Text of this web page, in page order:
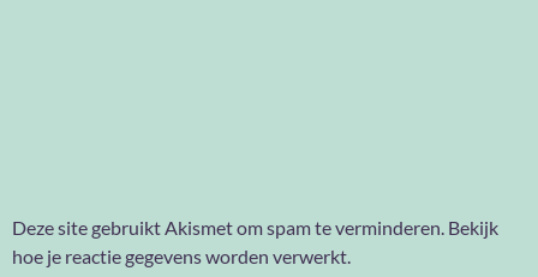
Deze site gebruikt Akismet om spam te verminderen. Bekijk
hoe je reactie gegevens worden verwerkt